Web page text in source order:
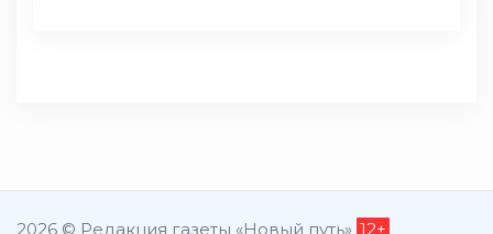
2026 © Редакция газеты «Новый путь» 12+